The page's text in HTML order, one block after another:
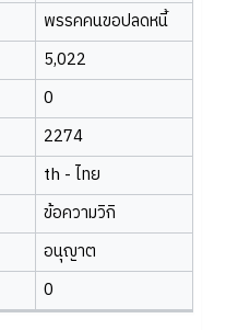
พรรคคนขอปลดหนี้
5,022
0
2274
th - ไทย
ข้อความวิกิ
อนุญาต
0